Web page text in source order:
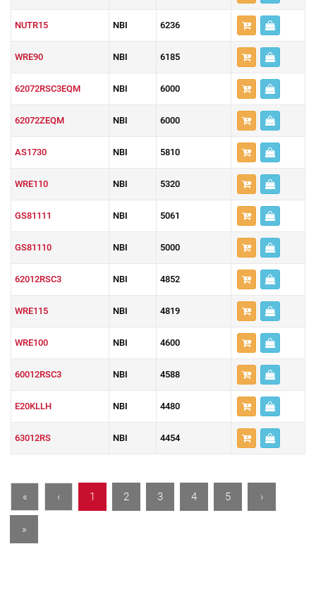
NUTR15 NBI 6236
WRE90 NBI 6185
62072RSC3EQM NBI 6000
62072ZEQM NBI 6000
AS1730 NBI 5810
WRE110 NBI 5320
GS81111 NBI 5061
GS81110 NBI 5000
62012RSC3 NBI 4852
WRE115 NBI 4819
WRE100 NBI 4600
60012RSC3 NBI 4588
E20KLLH NBI 4480
63012RS NBI 4454
« ‹ 1 2 3 4 5 ›
»